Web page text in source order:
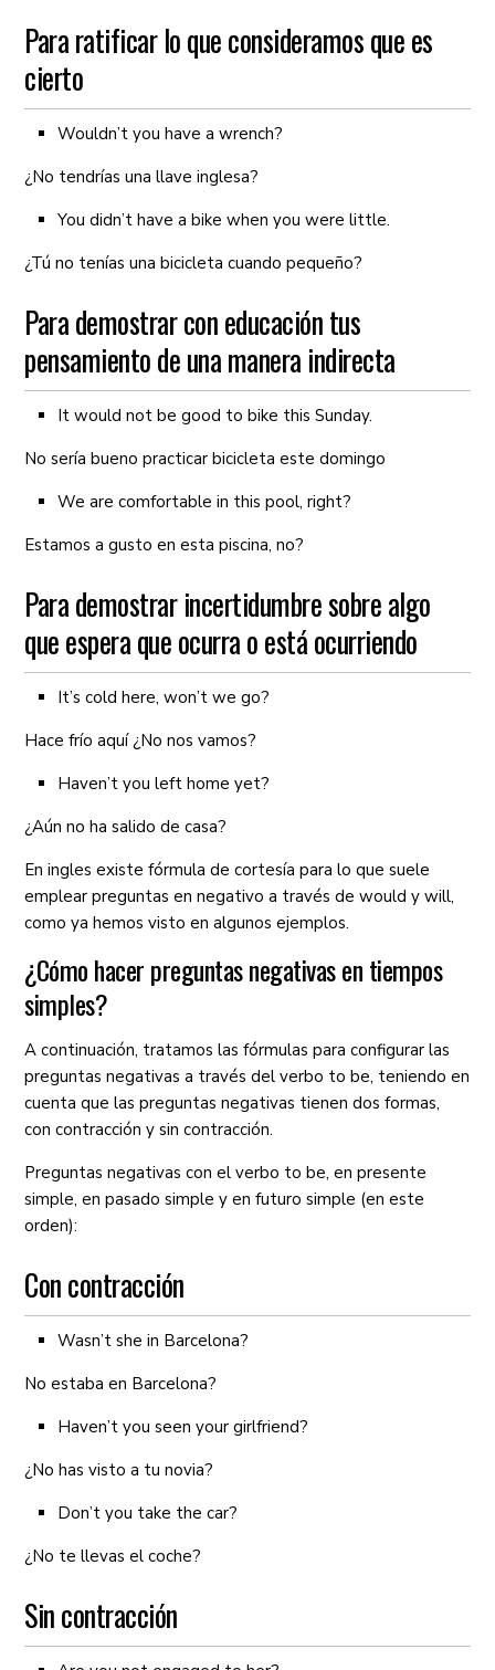
Para ratificar lo que consideramos que es
cierto
Wouldn’t you have a wrench?
¿No tendrías una llave inglesa?
You didn’t have a bike when you were little.
¿Tú no tenías una bicicleta cuando pequeño?
Para demostrar con educación tus
pensamiento de una manera indirecta
It would not be good to bike this Sunday.
No sería bueno practicar bicicleta este domingo
We are comfortable in this pool, right?
Estamos a gusto en esta piscina, no?
Para demostrar incertidumbre sobre algo
que espera que ocurra o está ocurriendo
It’s cold here, won’t we go?
Hace frío aquí ¿No nos vamos?
Haven’t you left home yet?
¿Aún no ha salido de casa?
En ingles existe fórmula de cortesía para lo que suele
emplear preguntas en negativo a través de would y will,
como ya hemos visto en algunos ejemplos.
¿Cómo hacer preguntas negativas en tiempos
simples?
A continuación, tratamos las fórmulas para configurar las
preguntas negativas a través del verbo to be, teniendo en
cuenta que las preguntas negativas tienen dos formas,
con contracción y sin contracción.
Preguntas negativas con el verbo to be, en presente
simple, en pasado simple y en futuro simple (en este
orden):
Con contracción
Wasn’t she in Barcelona?
No estaba en Barcelona?
Haven’t you seen your girlfriend?
¿No has visto a tu novia?
Don’t you take the car?
¿No te llevas el coche?
Sin contracción